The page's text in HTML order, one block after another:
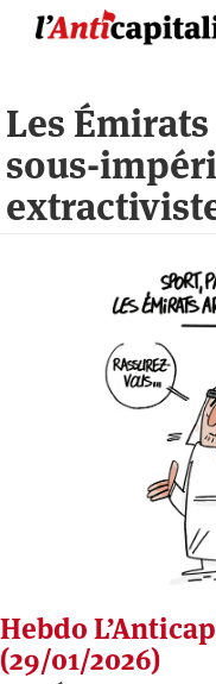
Les
sous-
Hebdo
(29/01/2026)